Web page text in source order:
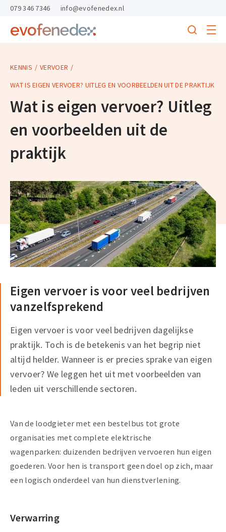
skipToContent
skipToFooter
Return
homepage
Search
menu
079 346 7346 info@evofenedex.nl
KENNIS
VERVOER
WAT IS EIGEN VERVOER? UITLEG EN VOORBEELDEN UIT DE PRAKTIJK
Wat is eigen vervoer? Uitleg
en voorbeelden uit de
praktijk
Eigen vervoer is voor veel bedrijven
vanzelfsprekend
Eigen vervoer is voor veel bedrijven dagelijkse
praktijk. Toch is de betekenis van het begrip niet
altijd helder. Wanneer is er precies sprake van eigen
vervoer? We leggen het uit met voorbeelden van
leden uit verschillende sectoren.
Van de loodgieter met een bestelbus tot grote
organisaties met complete elektrische
wagenparken: duizenden bedrijven vervoeren hun eigen
goederen. Voor hen is transport geen doel op zich, maar
een logisch onderdeel van hun dienstverlening.
Verwarring